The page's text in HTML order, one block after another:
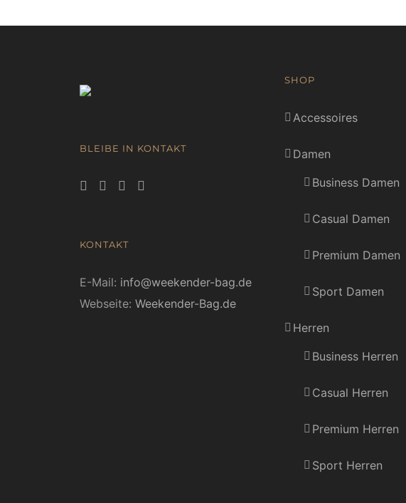
BLEIBE IN KONTAKT
KONTAKT
E-Mail: info@weekender-bag.de
Webseite: Weekender-Bag.de
SHOP
Accessoires
Damen
Business Damen
Casual Damen
Premium Damen
Sport Damen
Herren
Business Herren
Casual Herren
Premium Herren
Sport Herren